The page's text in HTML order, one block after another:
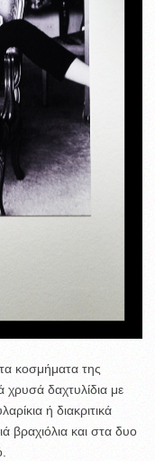
κοσμήματα της
χρυσά δαχτυλίδια με
ή διακριτικά
βραχιόλια και στα δυο